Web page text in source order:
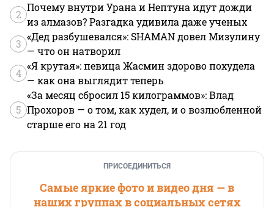
2
Почему внутри Урана и Нептуна идут дожди
из алмазов? Разгадка удивила даже ученых
3
«Дед разбушевался»: SHAMAN довел Мизулину
— что он натворил
4
«Я крутая»: певица Жасмин здорово похудела
— как она выглядит теперь
5
«За месяц сбросил 15 килограммов»: Влад
Прохоров — о том, как худел, и о возлюбленной
старше его на 21 год
ПРИСОЕДИНИТЬСЯ
Самые яркие фото и видео дня — в
наших группах в социальных сетях